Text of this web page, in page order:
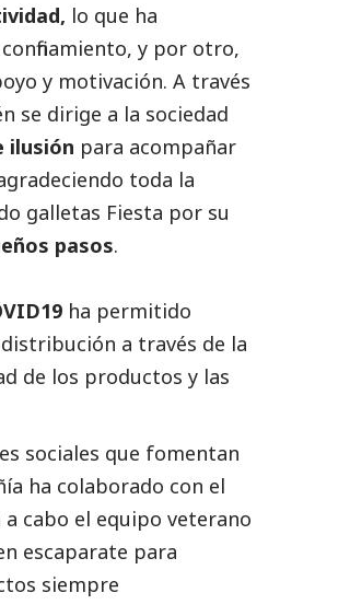
lo que ha
y por otro,
y motivación. A través
se dirige a la sociedad
ilusión para acompañar
toda la
galletas Fiesta por su
pasos.
ha permitido
a través de la
de los productos y las
sociales que fomentan
ha colaborado con el
cabo el equipo veterano
escaparate para
siempre